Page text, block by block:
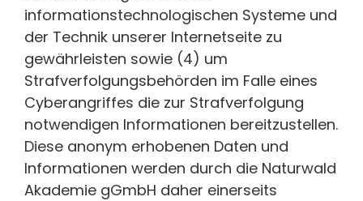
informationstechnologischen Systeme und
der Technik unserer Internetseite zu
gewährleisten sowie (4) um
Strafverfolgungsbehörden im Falle eines
Cyberangriffes die zur Strafverfolgung
notwendigen Informationen bereitzustellen.
Diese anonym erhobenen Daten und
Informationen werden durch die Naturwald
Akademie gGmbH daher einerseits